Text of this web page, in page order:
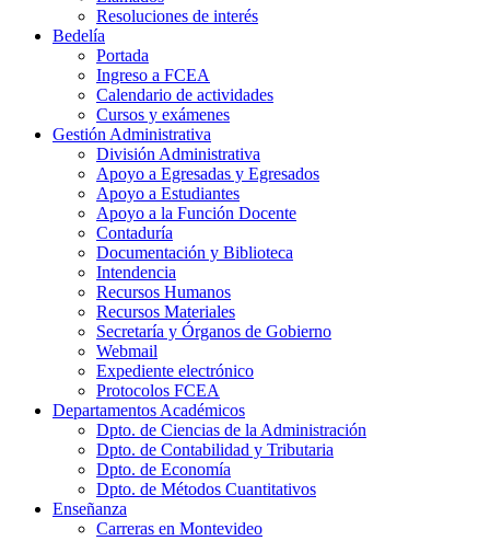
Resoluciones de interés
Bedelía
Portada
Ingreso a FCEA
Calendario de actividades
Cursos y exámenes
Gestión Administrativa
División Administrativa
Apoyo a Egresadas y Egresados
Apoyo a Estudiantes
Apoyo a la Función Docente
Contaduría
Documentación y Biblioteca
Intendencia
Recursos Humanos
Recursos Materiales
Secretaría y Órganos de Gobierno
Webmail
Expediente electrónico
Protocolos FCEA
Departamentos Académicos
Dpto. de Ciencias de la Administración
Dpto. de Contabilidad y Tributaria
Dpto. de Economía
Dpto. de Métodos Cuantitativos
Enseñanza
Carreras en Montevideo